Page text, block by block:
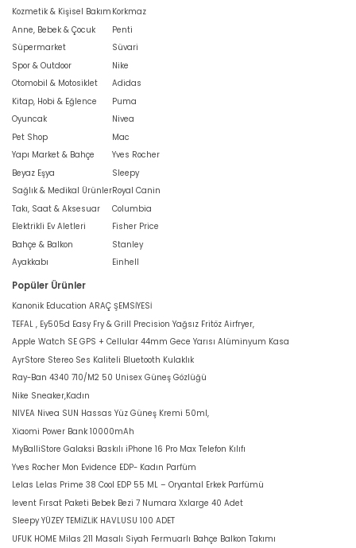
Kozmetik & Kişisel Bakım
Anne, Bebek & Çocuk
Süpermarket
Spor & Outdoor
Otomobil & Motosiklet
Kitap, Hobi & Eğlence
Oyuncak
Pet Shop
Yapı Market & Bahçe
Beyaz Eşya
Sağlık & Medikal Ürünler
Takı, Saat & Aksesuar
Elektrikli Ev Aletleri
Bahçe & Balkon
Ayakkabı
Korkmaz
Penti
Süvari
Nike
Adidas
Puma
Nivea
Mac
Yves Rocher
Sleepy
Royal Canin
Columbia
Fisher Price
Stanley
Einhell
Popüler Ürünler
Kanonik Education ARAÇ ŞEMSİYESİ
TEFAL , Ey505d Easy Fry & Grill Precision Yağsız Fritöz Airfryer,
Apple Watch SE GPS + Cellular 44mm Gece Yarısı Alüminyum Kasa
AyrStore Stereo Ses Kaliteli Bluetooth Kulaklık
Ray-Ban 4340 710/M2 50 Unisex Güneş Gözlüğü
Nike Sneaker,Kadın
NIVEA Nivea SUN Hassas Yüz Güneş Kremi 50ml,
Xiaomi Power Bank 10000mAh
MyBalliStore Galaksi Baskılı iPhone 16 Pro Max Telefon Kılıfı
Yves Rocher Mon Evidence EDP- Kadın Parfüm
Lelas Lelas Prime 38 Cool EDP 55 ML – Oryantal Erkek Parfümü
levent Fırsat Paketi Bebek Bezi 7 Numara Xxlarge 40 Adet
Sleepy YÜZEY TEMİZLİK HAVLUSU 100 ADET
UFUK HOME Milas 211 Masalı Siyah Fermuarlı Bahçe Balkon Takımı